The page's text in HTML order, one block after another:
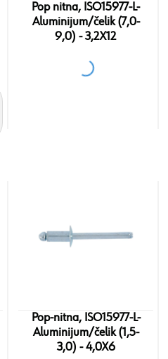
Pop nitna, ISO15977-L-
Aluminijum/čelik (7,0-
9,0) - 3,2X12
Pop-nitna, ISO15977-L-
Aluminijum/čelik (1,5-
3,0) - 4,0X6